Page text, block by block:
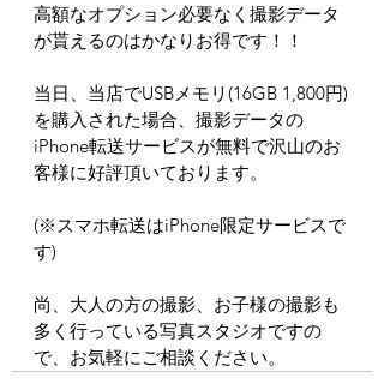
高額なオプション必要なく撮影データ
が貰えるのはかなりお得です！！
当日、当店でUSBメモリ(16GB 1,800円)
を購入された場合、撮影データの
iPhone転送サービスが無料で沢山のお
客様に好評頂いております。
(※スマホ転送はiPhone限定サービスで
す)
尚、大人の方の撮影、お子様の撮影も
多く行っている写真スタジオですの
で、お気軽にご相談ください。